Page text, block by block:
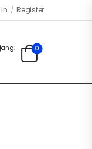
/ Register
0